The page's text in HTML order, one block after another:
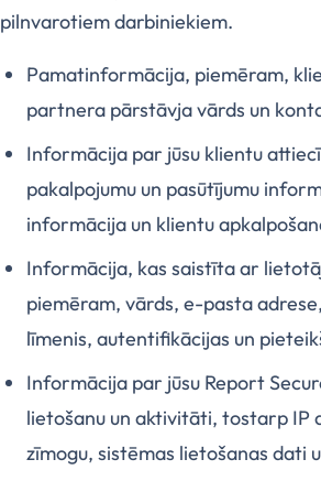
pilnvarotiem darbiniekiem.
Pamatinformācija, piemēram,
partnera pārstāvja vārds un
Informācija par jūsu klientu
pakalpojumu un pasūtījumu
informācija un klientu
Informācija, kas saistīta ar
piemēram, vārds, e-pasta
līmenis, autentifikācijas un
Informācija par jūsu Report
lietošanu un aktivitāti, tostarp IP
zīmogu, sistēmas lietošanas dati